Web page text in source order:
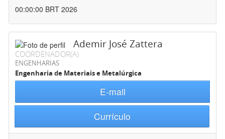
00:00:00 BRT 2026
Ademir José Zattera
COORDENADOR(A)
ENGENHARIAS
Engenharia de Materiais e Metalúrgica
E-mail
Currículo